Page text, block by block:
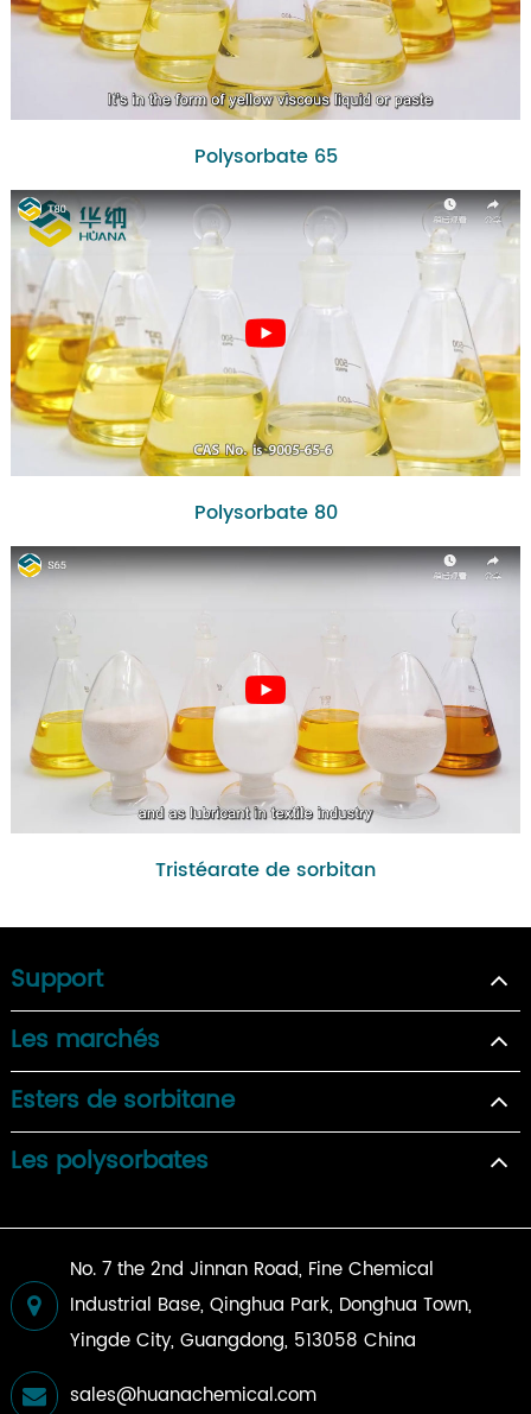
Polysorbate 65
Polysorbate 80
Tristéarate de sorbitan
Support
Les marchés
Esters de sorbitane
Les polysorbates
No. 7 the 2nd Jinnan Road, Fine Chemical
Industrial Base, Qinghua Park, Donghua Town,
Yingde City, Guangdong, 513058 China
sales@huanachemical.com